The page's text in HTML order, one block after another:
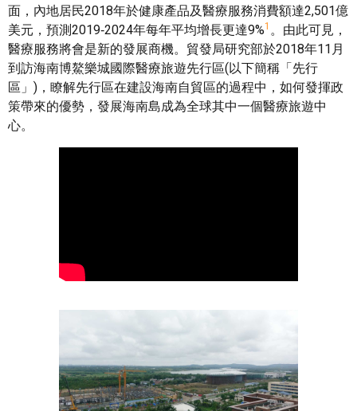
面，內地居民2018年於健康產品及醫療服務消費額達2,501億
美元，預測2019‑2024年每年平均增長更達9%1 。由此可見，
醫療服務將會是新的發展商機。貿發局研究部於2018年11月
到訪海南博鰲樂城國際醫療旅遊先行區(以下簡稱「先行
區」)，瞭解先行區在建設海南自貿區的過程中，如何發揮政
策帶來的優勢，發展海南島成為全球其中一個醫療旅遊中
心。